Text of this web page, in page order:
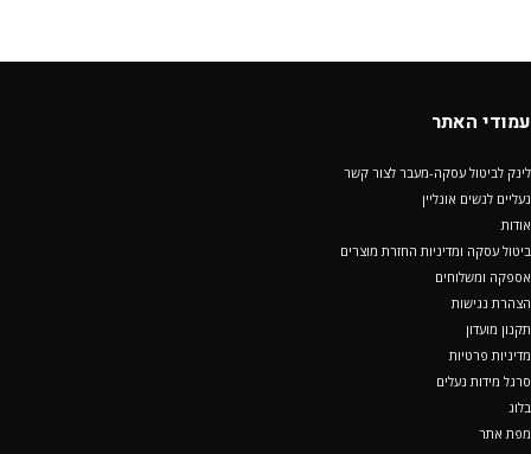
עמודי האתר
לינק לביטול עסקה-מעבר לצור קשר
נעליים לנשים אונליין
אודות
ביטול עסקה ומדיניות החזרת מוצרים
אספקה ומשלוחים
הצהרת נגישות
תקנון מועדון
מדיניות פרטיות
סרגל מידות נעלים
בלוג
מפת אתר